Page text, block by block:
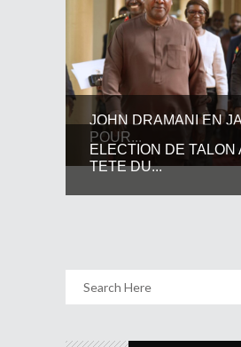
JOHN DRAMANI EN
POUR...
ELECTION DE TALON
TETE DU...